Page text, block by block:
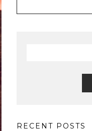
RECENT POSTS